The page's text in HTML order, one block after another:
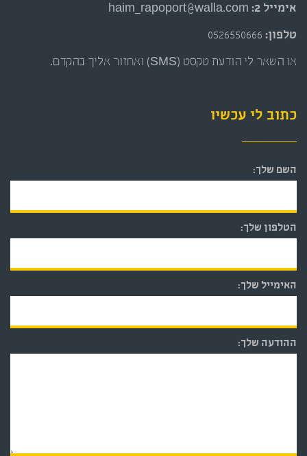
אימייל 2: haim_rapoport@walla.com
טלפון: 0526550666
או השאר לי הודעת טקסט (SMS) ואחזור אליך בהקדם.
כתוב לי עכשיו
השם שלך:
הטלפון שלך:
האימייל שלך:
ההודעה שלך: